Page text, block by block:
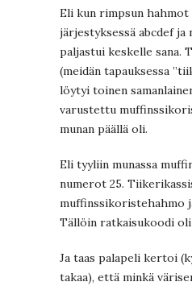
Eli kun rimpsun hahmot
järjestyksessä abcdef ja
paljastui keskelle sana.
(meidän tapauksessa
löytyi toinen
varustettu
munan päällä oli.
Eli tyyliin munassa
numerot 25.
muffinssikoristehahmo
Tällöin ratkaisukoodi oli
Ja taas palapeli kertoi
takaa), että minkä